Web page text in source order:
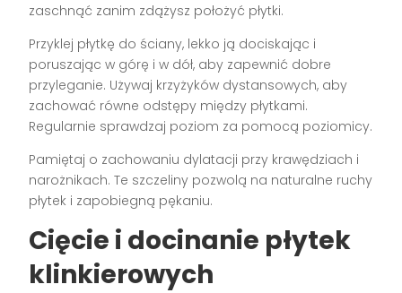
zaschnąć zanim zdążysz położyć płytki.
Przyklej płytkę do ściany, lekko ją dociskając i
poruszając w górę i w dół, aby zapewnić dobre
przyleganie. Używaj krzyżyków dystansowych, aby
zachować równe odstępy między płytkami.
Regularnie sprawdzaj poziom za pomocą poziomicy.
Pamiętaj o zachowaniu dylatacji przy krawędziach i
narożnikach. Te szczeliny pozwolą na naturalne ruchy
płytek i zapobiegną pękaniu.
Cięcie i docinanie płytek
klinkierowych